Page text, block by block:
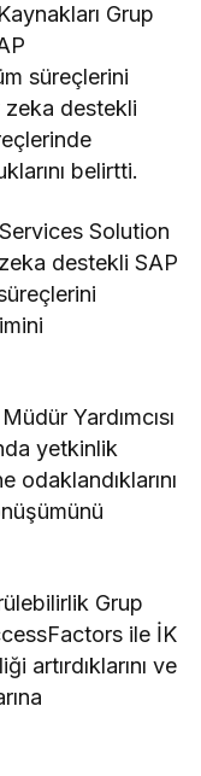
Grup
süreçlerini
zeka destekli
belirtti.
Solution
destekli SAP
Yardımcısı
yetkinlik
odaklandıklarını
Grup
ile İK
artırdıklarını ve